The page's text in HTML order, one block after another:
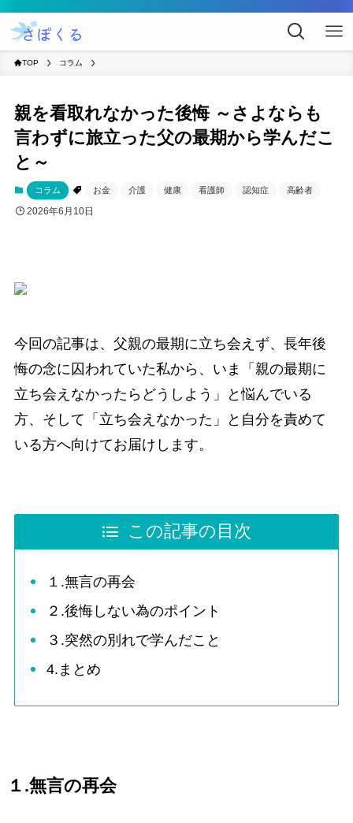
TOP コラム
親を看取れなかった後悔 ～さよならも
言わずに旅立った父の最期から学んだこ
と～
コラム お金 介護 健康 看護師 認知症 高齢者
2026年6月10日
今回の記事は、父親の最期に立ち会えず、長年後
悔の念に囚われていた私から、いま「親の最期に
立ち会えなかったらどうしよう」と悩んでいる
方、そして「立ち会えなかった」と自分を責めて
いる方へ向けてお届けします。
この記事の目次
１.無言の再会
２.後悔しない為のポイント
３.突然の別れで学んだこと
4.まとめ
１.無言の再会